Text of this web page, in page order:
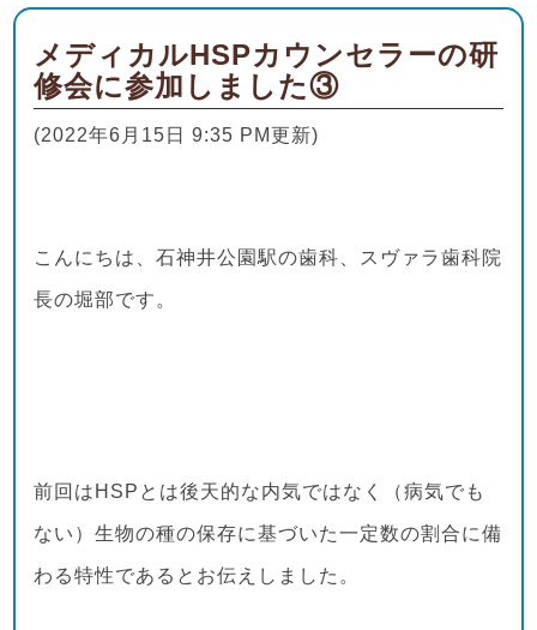
メディカルHSPカウンセラーの研
修会に参加しました③
(2022年6月15日 9:35 PM更新)
こんにちは、石神井公園駅の歯科、スヴァラ歯科院
長の堀部です。
前回はHSPとは後天的な内気ではなく（病気でも
ない）生物の種の保存に基づいた一定数の割合に備
わる特性であるとお伝えしました。